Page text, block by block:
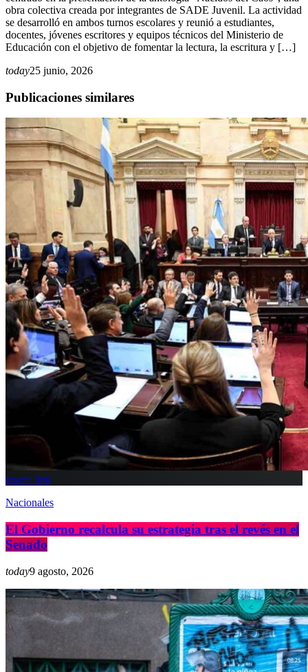
obra colectiva creada por integrantes de SADE Juvenil. La actividad
se desarrolló en ambos turnos escolares y reunió a estudiantes,
docentes, jóvenes escritores y equipos técnicos del Ministerio de
Educación con el objetivo de fomentar la lectura, la escritura y […]
today25 junio, 2026
Publicaciones similares
insert_link
Nacionales
El Gobierno recalcula su estrategia tras el revés en el
Senado
today9 agosto, 2026